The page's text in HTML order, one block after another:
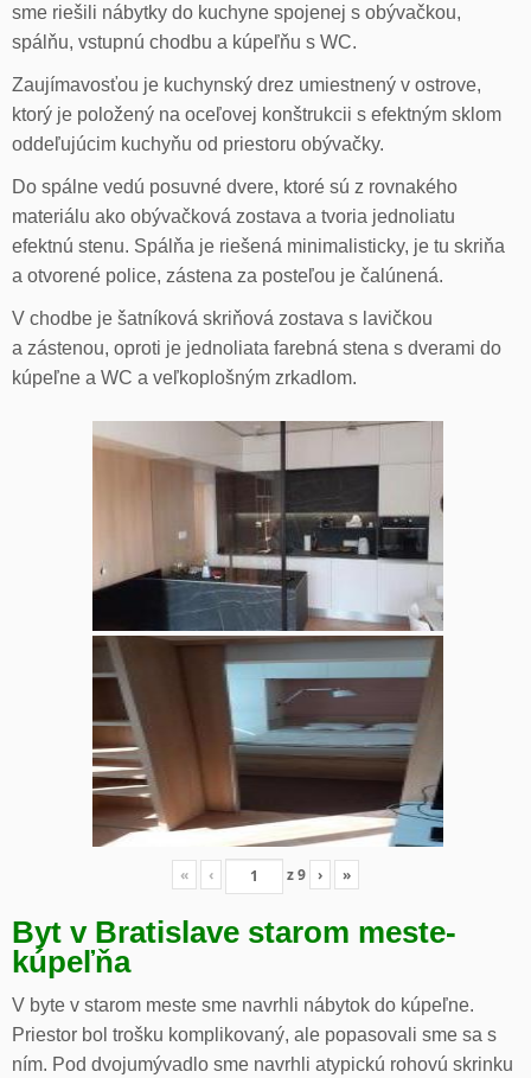
sme riešili nábytky do kuchyne spojenej s obývačkou,
spálňu, vstupnú chodbu a kúpeľňu s WC.
Zaujímavosťou je kuchynský drez umiestnený v ostrove,
ktorý je položený na oceľovej konštrukcii s efektným sklom
oddeľujúcim kuchyňu od priestoru obývačky.
Do spálne vedú posuvné dvere, ktoré sú z rovnakého
materiálu ako obývačková zostava a tvoria jednoliatu
efektnú stenu. Spálňa je riešená minimalisticky, je tu skriňa
a otvorené police, zástena za posteľou je čalúnená.
V chodbe je šatníková skriňová zostava s lavičkou
a zástenou, oproti je jednoliata farebná stena s dverami do
kúpeľne a WC a veľkoplošným zrkadlom.
« ‹ z9 › »
Byt v Bratislave starom meste-
kúpeľňa
V byte v starom meste sme navrhli nábytok do kúpeľne.
Priestor bol trošku komplikovaný, ale popasovali sme sa s
ním. Pod dvojumývadlo sme navrhli atypickú rohovú skrinku